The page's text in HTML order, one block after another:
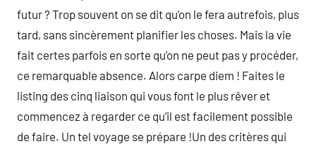
futur ? Trop souvent on se dit qu’on le fera autrefois, plus
tard, sans sincèrement planifier les choses. Mais la vie
fait certes parfois en sorte qu’on ne peut pas y procéder,
ce remarquable absence. Alors carpe diem ! Faites le
listing des cinq liaison qui vous font le plus rêver et
commencez à regarder ce qu’il est facilement possible
de faire. Un tel voyage se prépare !Un des critères qui